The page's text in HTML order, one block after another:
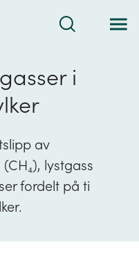
Søk
i
av
lystgass
fordelt på ti